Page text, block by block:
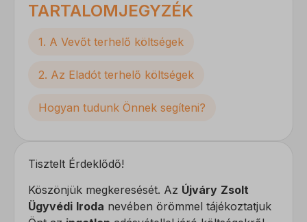
TARTALOMJEGYZÉK
1. A Vevőt terhelő költségek
2. Az Eladót terhelő költségek
Hogyan tudunk Önnek segíteni?
Tisztelt Érdeklődő!
Köszönjük megkeresését. Az Újváry Zsolt
Ügyvédi Iroda nevében örömmel tájékoztatjuk